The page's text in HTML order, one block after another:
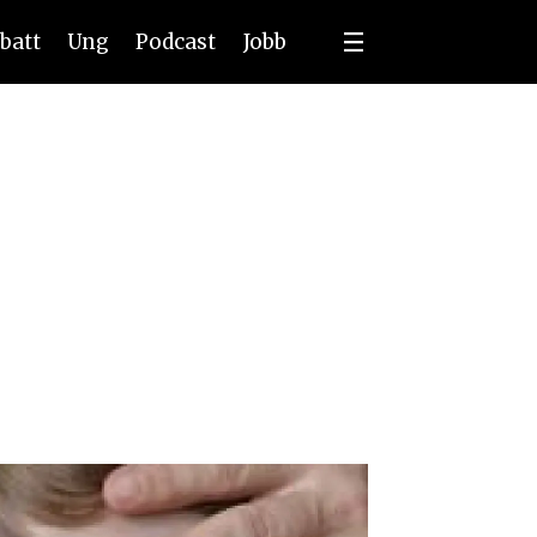
Ung Podcast Jobb